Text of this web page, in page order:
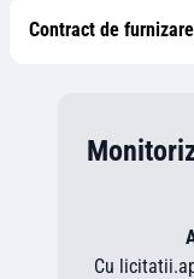
Contract de
Cu